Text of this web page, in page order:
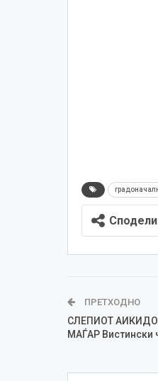
Сподели
ПРЕТХОДНО
СЛЕПИОТ
МАЃАР Вистински